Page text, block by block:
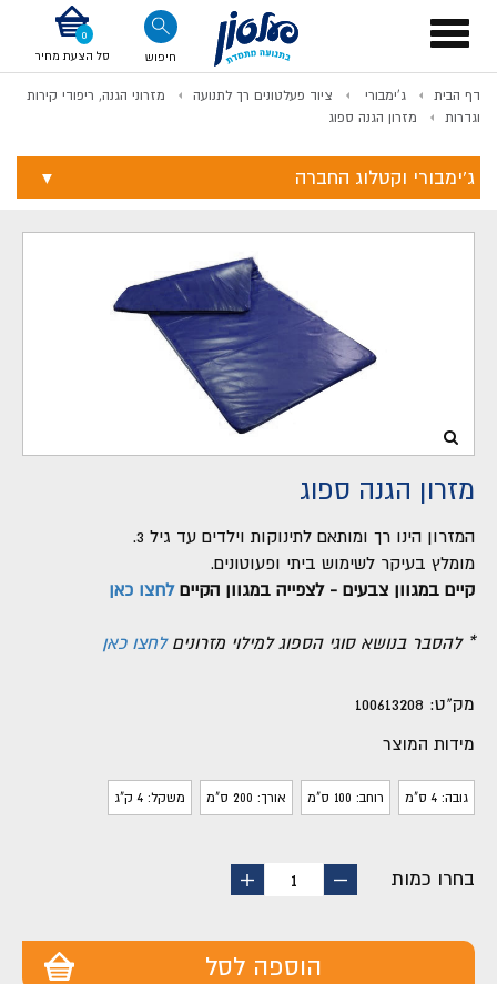
Toggle
navigation
חיפוש סל הצעת מחיר
דף הבית ג'ימבורי ציוד פעלטונים רך לתנועה
מזרוני הגנה, ריפודי קירות
וגדרות
מזרון הגנה ספוג
ג'ימבורי וקטלוג החברה
מזרון הגנה ספוג
המזרון הינו רך ומותאם לתינוקות וילדים עד גיל 3.
מומלץ בעיקר לשימוש ביתי ופעוטונים.
קיים במגוון צבעים - לצפייה במגוון הקייםלחצו כאן
* להסבר בנושא סוגי הספוג למילוי מזרוניםלחצו כאן
מק"ט: 100613208
מידות המוצר
גובה: 4 ס"מ רוחב: 100 ס"מ אורך: 200 ס"מ משקל: 4 ק"ג
בחרו כמות
החסר
1
הוסף
הוספה לסל